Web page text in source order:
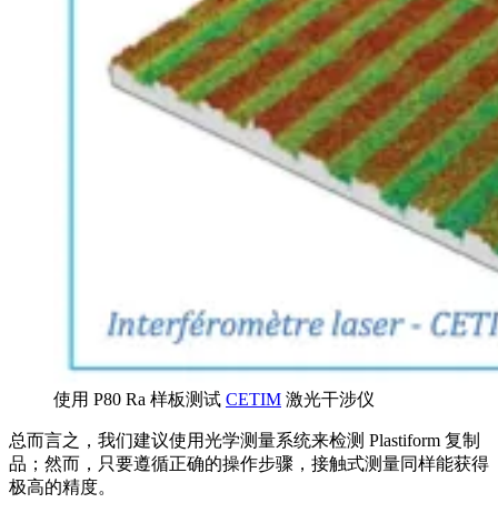
使用 P80 Ra 样板测试 CETIM 激光干涉仪
总而言之，我们建议使用光学测量系统来检测 Plastiform 复制
品；然而，只要遵循正确的操作步骤，接触式测量同样能获得
极高的精度。